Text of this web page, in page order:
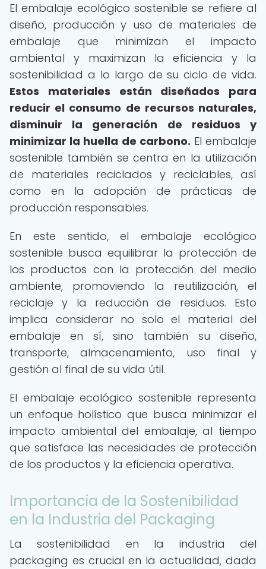
El embalaje ecológico sostenible se refiere al
diseño, producción y uso de materiales de
embalaje que minimizan el impacto
ambiental y maximizan la eficiencia y la
sostenibilidad a lo largo de su ciclo de vida.
Estos materiales están diseñados para
reducir el consumo de recursos naturales,
disminuir la generación de residuos y
minimizar la huella de carbono. El embalaje
sostenible también se centra en la utilización
de materiales reciclados y reciclables, así
como en la adopción de prácticas de
producción responsables.
En este sentido, el embalaje ecológico
sostenible busca equilibrar la protección de
los productos con la protección del medio
ambiente, promoviendo la reutilización, el
reciclaje y la reducción de residuos. Esto
implica considerar no solo el material del
embalaje en sí, sino también su diseño,
transporte, almacenamiento, uso final y
gestión al final de su vida útil.
El embalaje ecológico sostenible representa
un enfoque holístico que busca minimizar el
impacto ambiental del embalaje, al tiempo
que satisface las necesidades de protección
de los productos y la eficiencia operativa.
Importancia de la Sostenibilidad
en la Industria del Packaging
La sostenibilidad en la industria del
packaging es crucial en la actualidad, dada